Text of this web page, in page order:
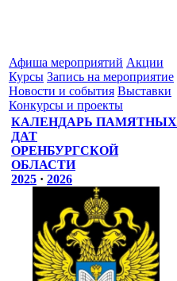
Афиша мероприятий Акции
Курсы Запись на мероприятие
Новости и события Выставки
Конкурсы и проекты
КАЛЕНДАРЬ ПАМЯТНЫХ
ДАТ
ОРЕНБУРГСКОЙ
ОБЛАСТИ
2025 · 2026